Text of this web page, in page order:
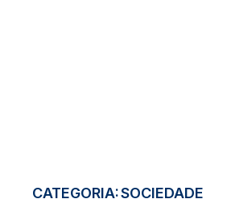
CATEGORIA:SOCIEDADE